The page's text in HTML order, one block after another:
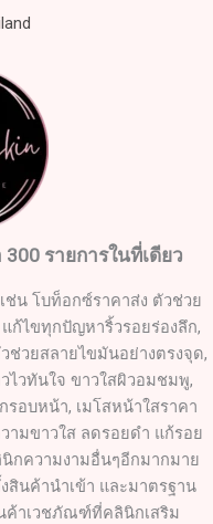
300 รายการในที่เดียว
น โบท็อกซ์ราคาส่ง ตัวช่วย
แก้ไขทุกปัญหาริ้วรอยร่องลึก,
วยสลายไขมันอย่างตรงจุด,
ไวทันใจ ขาวใสผิวอมชมพู,
รอบหน้า, เมโสหน้าใสราคา
ามขาวใส ลดรอยดำ แก้รอย
กความงามอื่นๆอีกมากมาย
สินค้านำเข้า และมาตรฐาน
ค้าเวชภัณฑ์ที่คลินิกเสริม